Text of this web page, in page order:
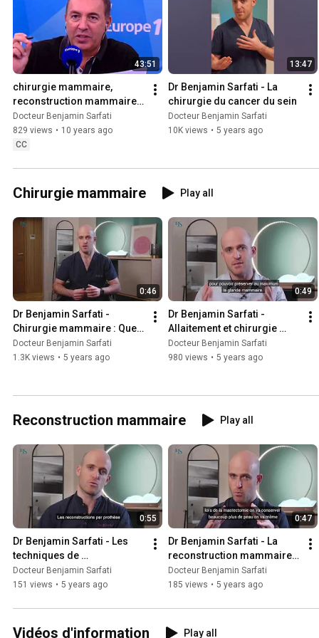
43:51
chirurgie mammaire,
reconstruction mammaire,
assisté d'un robot
Docteur Benjamin Sarfati
829 views • 10 years ago
CC
13:47
Dr Benjamin Sarfati - La
chirurgie du cancer du sein
Docteur Benjamin Sarfati
10K views • 5 years ago
Chirurgie mammaire Play all
0:46
Dr Benjamin Sarfati -
Chirurgie mammaire : Que
faire avant l'intervention
Docteur Benjamin Sarfati
1.3K views • 5 years ago
0:49
Dr Benjamin Sarfati -
Allaitement et chirurgie
mammaire
Docteur Benjamin Sarfati
980 views • 5 years ago
Reconstruction mammaire Play all
0:55
Dr Benjamin Sarfati - Les
techniques de
reconstruction mammaire
Docteur Benjamin Sarfati
151 views • 5 years ago
0:47
Dr Benjamin Sarfati - La
reconstruction mammaire :
Immédiate ou secondaire
Docteur Benjamin Sarfati
185 views • 5 years ago
Vidéos d'information Play all